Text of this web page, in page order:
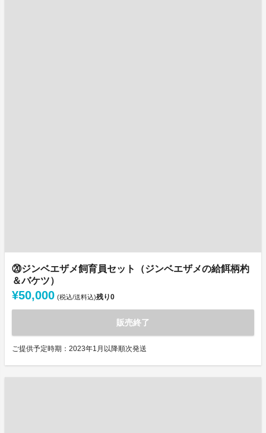
⑳ジンベエザメ飼育員セット（ジンベエザメの給餌柄杓
＆バケツ）
¥50,000 (税込/送料込)残り0
販売終了
ご提供予定時期：2023年1月以降順次発送